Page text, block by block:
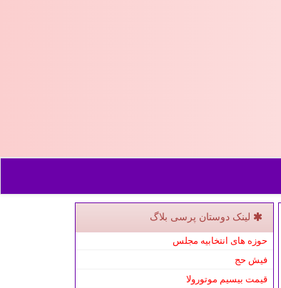
لینک دوستان پرسی بلاگ
حوزه های انتخابیه مجلس
فیش حج
قیمت بیسیم موتورولا